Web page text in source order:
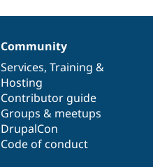
Community
Services, Training &
Hosting
Contributor guide
Groups & meetups
DrupalCon
Code of conduct